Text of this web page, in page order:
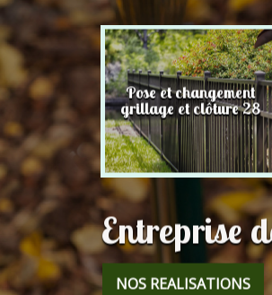
28 Pose et changement
grillage et clôture 28
Entreprise
NOS REALISATIONS